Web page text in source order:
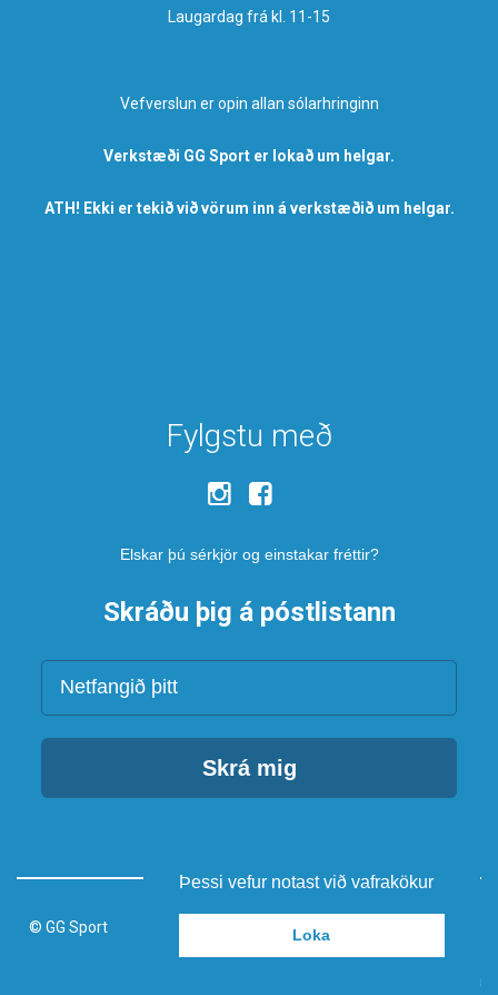
Þessi vefur notast við vafrakökur
Loka
Laugardag frá kl. 11-15
Vefverslun er opin allan sólarhringinn
Verkstæði GG Sport er lokað um helgar.
ATH! Ekki er tekið við vörum inn á verkstæðið um helgar.
Fylgstu með
Elskar þú sérkjör og einstakar fréttir?
Skráðu þig á póstlistann
Netfang
Skrá mig
© GG Sport
Keyrir á vefumsjónarkerfi Smartmedia